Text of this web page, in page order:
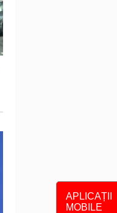
APLICAȚII
MOBILE